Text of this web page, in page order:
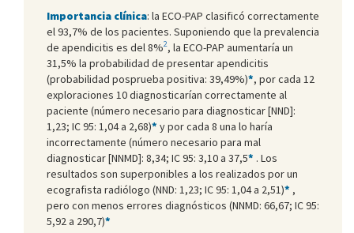
Importancia clínica: la ECO-PAP clasificó correctamente
el 93,7% de los pacientes. Suponiendo que la prevalencia
de apendicitis es del 8%2, la ECO-PAP aumentaría un
31,5% la probabilidad de presentar apendicitis
(probabilidad posprueba positiva: 39,49%)*, por cada 12
exploraciones 10 diagnosticarían correctamente al
paciente (número necesario para diagnosticar [NND]:
1,23; IC 95: 1,04 a 2,68)* y por cada 8 una lo haría
incorrectamente (número necesario para mal
diagnosticar [NNMD]: 8,34; IC 95: 3,10 a 37,5* . Los
resultados son superponibles a los realizados por un
ecografista radiólogo (NND: 1,23; IC 95: 1,04 a 2,51)* ,
pero con menos errores diagnósticos (NNMD: 66,67; IC 95:
5,92 a 290,7)*